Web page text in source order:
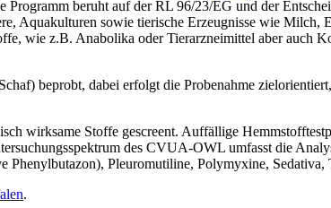
beruht auf der RL 96/23/EG und der
Aquakulturen sowie tierische Erzeugnisse wie Milch,
wie z.B. Anabolika oder Tierarzneimittel aber auch
beprobt, dabei erfolgt die Probenahme
wirksame Stoffe gescreent. Auffällige
des CVUA-OWL umfasst die
Pleuromutiline, Polymyxine, Sedativa,
.